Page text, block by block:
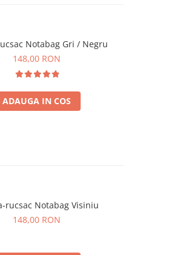
Notabag Gri / Negru
148,00 RON
ADAUGA IN COS
rucsac Notabag Visiniu
148,00 RON